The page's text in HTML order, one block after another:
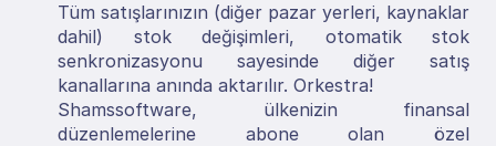
Tüm satışlarınızın (diğer pazar yerleri, kaynaklar
dahil) stok değişimleri, otomatik stok
senkronizasyonu sayesinde diğer satış
kanallarına anında aktarılır. Orkestra!
Shamssoftware, ülkenizin finansal
düzenlemelerine abone olan özel